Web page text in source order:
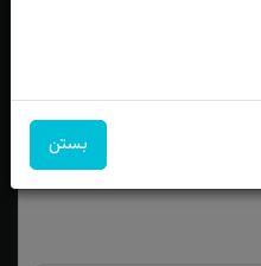
بستن